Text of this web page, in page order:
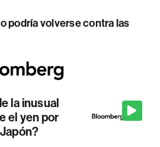
podría volverse contra las
la inusual
el yen por